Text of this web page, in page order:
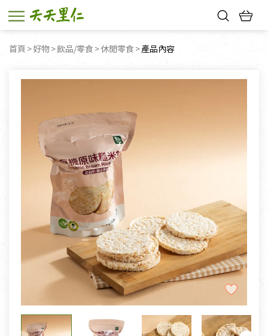
首頁 好物 飲品/零食 休閒零食 目前頁面：
產品內容